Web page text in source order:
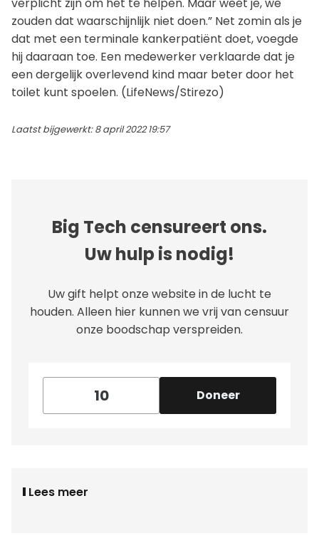
zouden dat waarschijnlijk niet doen.” Net zomin als je
dat met een terminale kankerpatiënt doet, voegde
hij daaraan toe. Een medewerker verklaarde dat je
een dergelijk overlevend kind maar beter door het
toilet kunt spoelen. (LifeNews/Stirezo)
Laatst bijgewerkt: 8 april 2022 19:57
Big Tech censureert ons.
Uw hulp is nodig!
Uw gift helpt onze website in de lucht te
houden. Alleen hier kunnen we vrij van censuur
onze boodschap verspreiden.
Doneer
Lees meer